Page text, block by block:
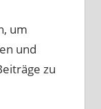
um
und
zu